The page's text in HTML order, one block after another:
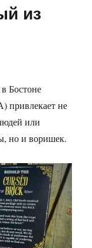
из
Бостоне
привлекает не
или
но и воришек.